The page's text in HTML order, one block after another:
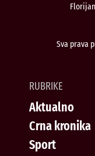
Sva prava
RUBRIKE
Aktualno
Crna kronika
Sport